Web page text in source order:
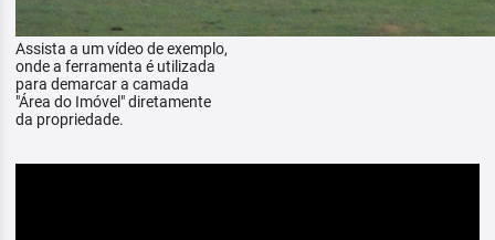
Assista a um vídeo de exemplo,
onde a ferramenta é utilizada
para demarcar a camada
"Área do Imóvel" diretamente
da propriedade.